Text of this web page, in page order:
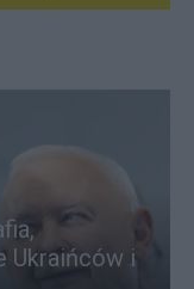
Ukraińców i